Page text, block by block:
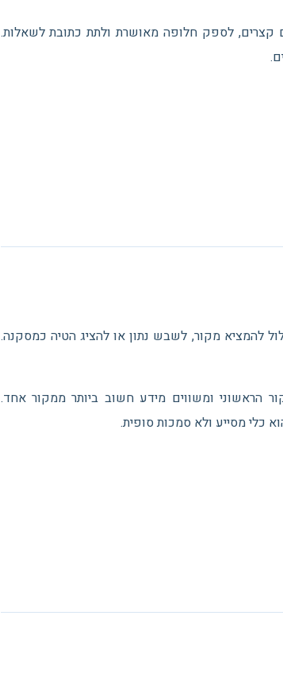
קצרים, לספק חלופה מאושרת ולתת כתובת לשאלות.
להמציא מקור, לשבש נתון או להציג הטיה כמסקנה.
הראשוני ומשווים מידע חשוב ביותר ממקור אחד.